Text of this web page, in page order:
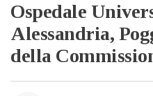
Ospedale
Alessandria,
della